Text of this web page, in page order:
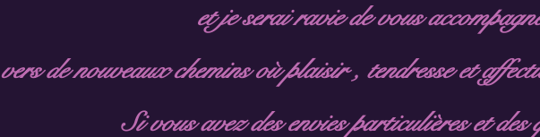
et je serai ravie de vous
vers de nouveaux chemins où plaisir , tendresse et
Si vous avez des envies particulières et des